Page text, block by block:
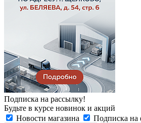
Подписка на рассылку!
Будьте в курсе новинок и акций
Новости магазина
Подписка на